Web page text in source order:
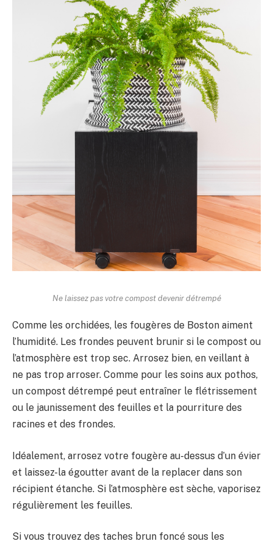
Ne laissez pas votre compost devenir détrempé
Comme les orchidées, les fougères de Boston aiment
l’humidité. Les frondes peuvent brunir si le compost ou
l’atmosphère est trop sec. Arrosez bien, en veillant à
ne pas trop arroser. Comme pour les soins aux pothos,
un compost détrempé peut entraîner le flétrissement
ou le jaunissement des feuilles et la pourriture des
racines et des frondes.
Idéalement, arrosez votre fougère au-dessus d’un évier
et laissez-la égoutter avant de la replacer dans son
récipient étanche. Si l’atmosphère est sèche, vaporisez
régulièrement les feuilles.
Si vous trouvez des taches brun foncé sous les